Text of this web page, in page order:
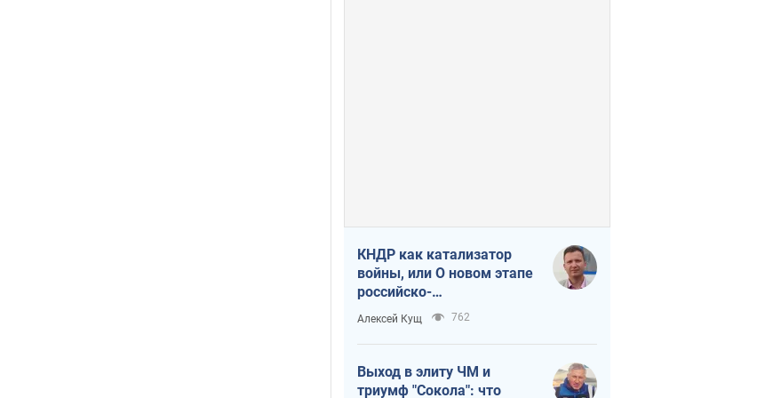
КНДР как катализатор
войны, или О новом этапе
российско-
северокорейского союза
Алексей Кущ 762
Выход в элиту ЧМ и
триумф "Сокола": что